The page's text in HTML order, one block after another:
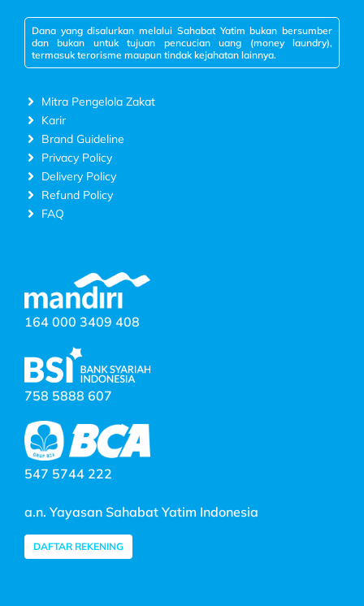
Dana yang disalurkan melalui Sahabat Yatim bukan bersumber
dan bukan untuk tujuan pencucian uang (money laundry),
termasuk terorisme maupun tindak kejahatan lainnya.
Mitra Pengelola Zakat
Karir
Brand Guideline
Privacy Policy
Delivery Policy
Refund Policy
FAQ
164 000 3409 408
758 5888 607
547 5744 222
a.n. Yayasan Sahabat Yatim Indonesia
DAFTAR REKENING